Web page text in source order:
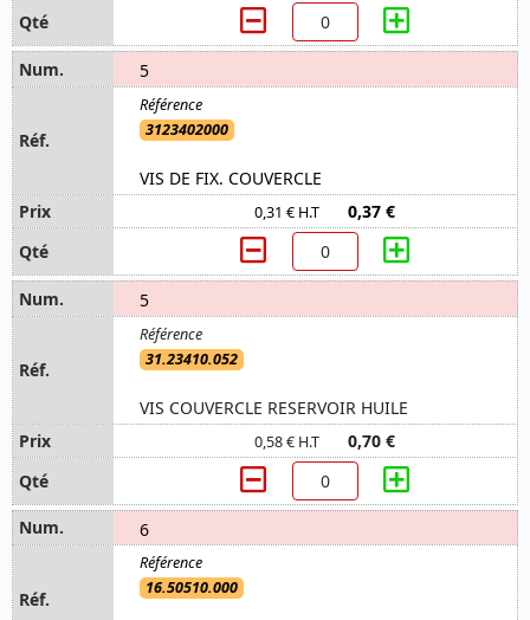
5
3123402000
VIS DE FIX. COUVERCLE
0,31 € H.T 0,37 €
5
31.23410.052
VIS COUVERCLE RESERVOIR HUILE
0,58 € H.T 0,70 €
6
16.50510.000